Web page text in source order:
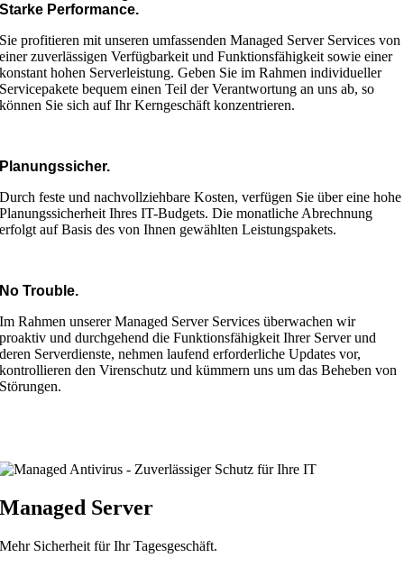
Starke Performance.
Sie profitieren mit unseren umfassenden Managed Server Services von
einer zuverlässigen Verfügbarkeit und Funktionsfähigkeit sowie einer
konstant hohen Serverleistung. Geben Sie im Rahmen individueller
Servicepakete bequem einen Teil der Verantwortung an uns ab, so
können Sie sich auf Ihr Kerngeschäft konzentrieren.
Planungssicher.
Durch feste und nachvollziehbare Kosten, verfügen Sie über eine hohe
Planungssicherheit Ihres IT-Budgets. Die monatliche Abrechnung
erfolgt auf Basis des von Ihnen gewählten Leistungspakets.
No Trouble.
Im Rahmen unserer Managed Server Services überwachen wir
proaktiv und durchgehend die Funktionsfähigkeit Ihrer Server und
deren Serverdienste, nehmen laufend erforderliche Updates vor,
kontrollieren den Virenschutz und kümmern uns um das Beheben von
Störungen.
Managed Server
Mehr Sicherheit für Ihr Tagesgeschäft.